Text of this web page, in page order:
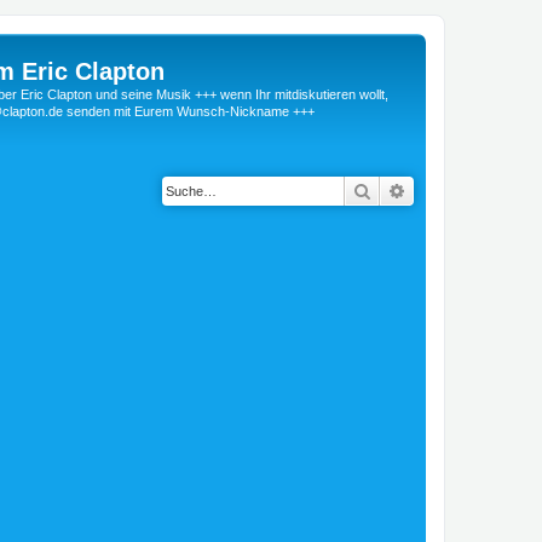
Eric Clapton
Eric Clapton und seine Musik +++ wenn Ihr mitdiskutieren wollt,
senden mit Eurem Wunsch-Nickname +++
Suche